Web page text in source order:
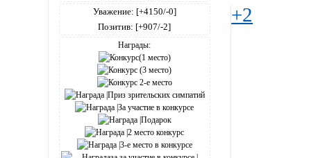
Уважение: [+4150/-0]
Позитив: [+907/-2]
Награды:
+2